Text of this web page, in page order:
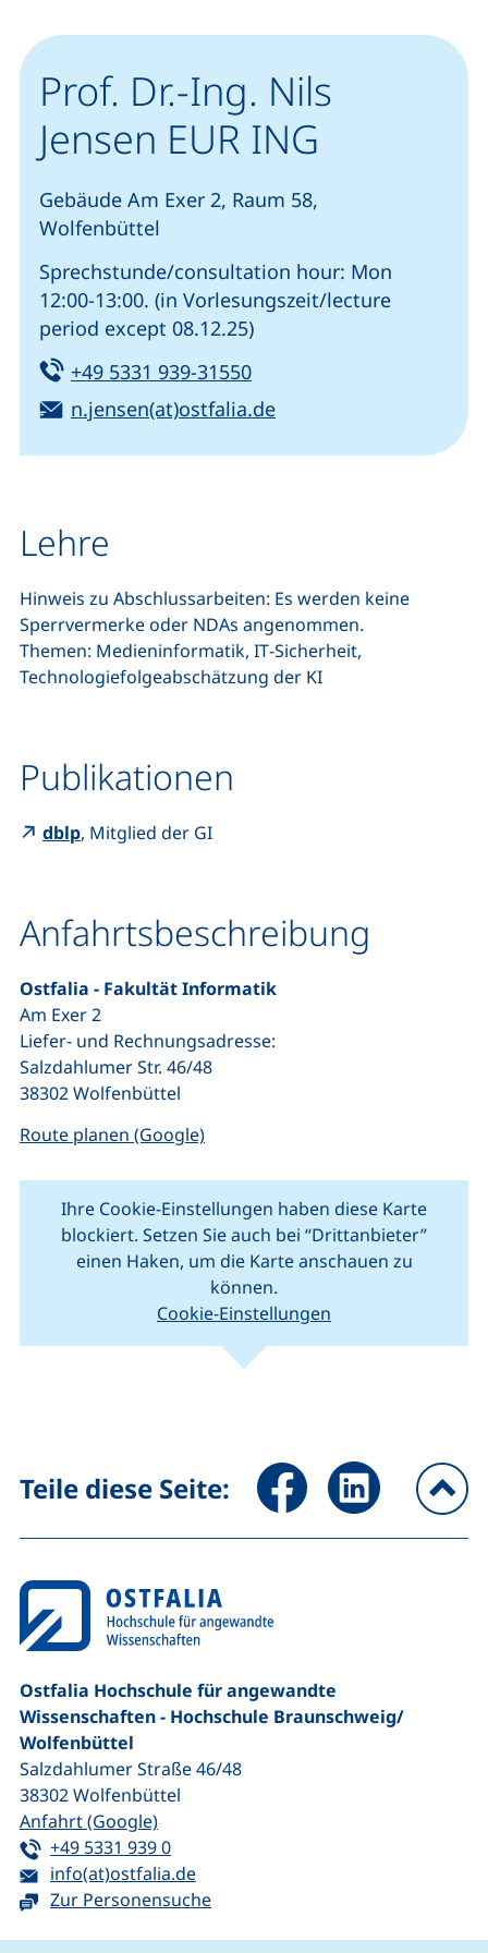
Prof. Dr.-Ing. Nils
Jensen EUR ING
Gebäude Am Exer 2, Raum 58,
Wolfenbüttel
Sprechstunde/consultation hour: Mon
12:00-13:00. (in Vorlesungszeit/lecture
period except 08.12.25)
Tel:
+49 5331 939-31550(startet einen
E-Mail:
n.jensen(at)ostfalia.de(öffnet Ihr E-Mail-
Lehre
Hinweis zu Abschlussarbeiten: Es werden keine
Sperrvermerke oder NDAs angenommen.
Themen: Medieninformatik, IT-Sicherheit,
Technologiefolgeabschätzung der KI
Publikationen
dblp(externer Link, öffnet neues Fenster)
, Mitglied der GI
Anfahrtsbeschreibung
Ostfalia - Fakultät Informatik
Am Exer 2
Liefer- und Rechnungsadresse:
Salzdahlumer Str. 46/48
38302 Wolfenbüttel
Route planen (Google)(externer Link, öffnet neues
Ihre Cookie-Einstellungen haben diese Karte
blockiert. Setzen Sie auch bei “Drittanbieter”
einen Haken, um die Karte anschauen zu
können.
Cookie-Einstellungen
(externer Link, öffnet neues Fenster).
Kartendaten © Mitwirkende von
Teile diese Seite: Seite über Facebook teilen
Seite über
Ostfalia Hochschule für angewandte
Wissenschaften - Hochschule Braunschweig/​
Wolfenbüttel
Salzdahlumer Straße 46/48
38302Wolfenbüttel
Anfahrt (Google)(externer Link, öffnet neues Fenster)
Tel:
+49 5331 939 0(startet einen Telefonanruf, wenn Ihr
E-Mail:
info(at)ostfalia.de(öffnet Ihr E-Mail-Programm)
Zur Personensuche